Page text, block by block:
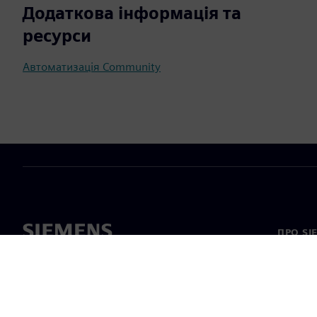
Додаткова інформація та
ресурси
Автоматизація Community
ПРО